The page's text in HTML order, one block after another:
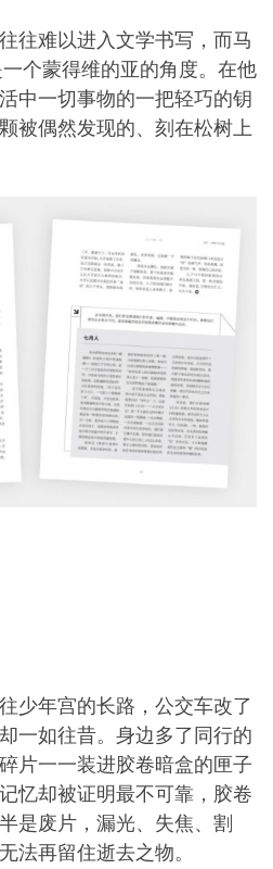
往难以进入文学书写，而马
个蒙得维的亚的角度。在他
中一切事物的一把轻巧的钥
被偶然发现的、刻在松树上
少年宫的长路，公交车改了
一如往昔。身边多了同行的
片一一装进胶卷暗盒的匣子
忆却被证明最不可靠，胶卷
是废片，漏光、失焦、割
法再留住逝去之物。